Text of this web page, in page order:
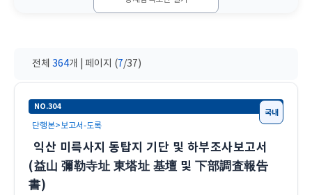
전체 364개 | 페이지 (7/37)
NO.304
단행본>보고서-도록
익산 미륵사지 동탑지 기단 및 하부조사보고서
(益山 彌勒寺址 東塔址 基壇 및 下部調査報告
書)
국내